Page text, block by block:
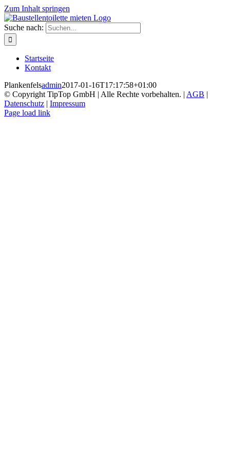
Zum Inhalt springen
Suche nach:
Startseite
Kontakt
Plankenfelsadmin2017-01-16T17:17:58+01:00
© Copyright TipTop GmbH | Alle Rechte vorbehalten. | AGB |
Datenschutz | Impressum
Page load link